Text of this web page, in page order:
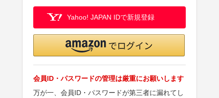
Yahoo! JAPAN IDで新規登録
会員ID・パスワードの管理は厳重にお願いします
万が一、会員ID・パスワードが第三者に漏れてし